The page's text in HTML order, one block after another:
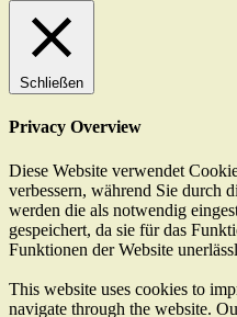
Schließen
Privacy Overview
Diese Website verwendet
verbessern, während Sie durch
werden die als notwendig
gespeichert, da sie für das
Funktionen der Website
This website uses cookies to
navigate through the website.